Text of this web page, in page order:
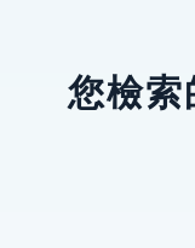
您檢索